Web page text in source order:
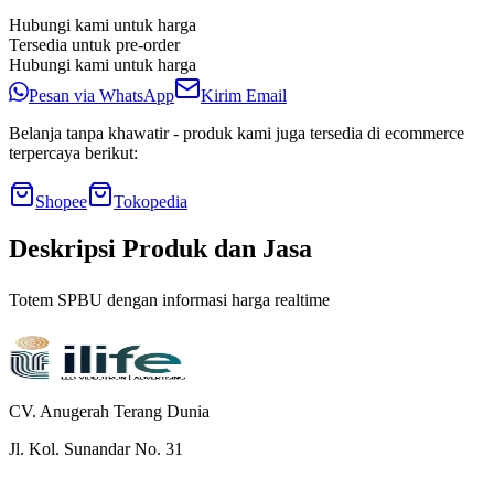
Hubungi kami untuk harga
Tersedia untuk pre-order
Hubungi kami untuk harga
Pesan via WhatsApp
Kirim Email
Belanja tanpa khawatir - produk kami juga tersedia di ecommerce
terpercaya berikut:
Shopee Tokopedia
Deskripsi Produk dan Jasa
Totem SPBU dengan informasi harga realtime
CV. Anugerah Terang Dunia
Jl. Kol. Sunandar No. 31